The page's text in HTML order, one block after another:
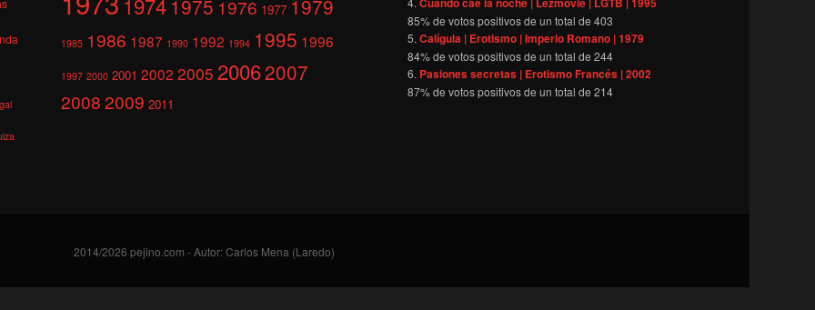
1975 1976 1977 1979
1985 1986 1987 1990 1992 1994 1995 1996
1997 2000 2001 2002 2005 20062007
20082009 2011
85% de votos positivos de un total de403
Calígula | Erotismo | Imperio Romano | 1979
84% de votos positivos de un total de244
Pasiones secretas | Erotismo Francés | 2002
87% de votos positivos de un total de214
2014/2026 pejino.com - Autor: Carlos Mena (Laredo)